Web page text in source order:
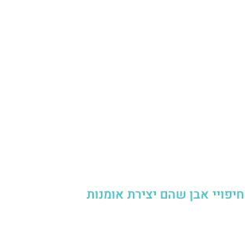
חיפויי אבן שהם יצירת אומנות